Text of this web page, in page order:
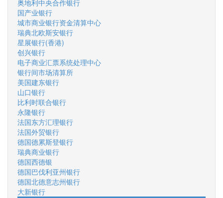
奥地利中央合作银行
国产业银行
城市商业银行资金清算中心
瑞典北欧斯安银行
星展银行(香港)
创兴银行
电子商业汇票系统处理中心
银行间市场清算所
美国建东银行
山口银行
比利时联合银行
永隆银行
法国东方汇理银行
法国外贸银行
德国德累斯登银行
瑞典商业银行
德国西德银
德国巴伐利亚州银行
德国北德意志州银行
大新银行